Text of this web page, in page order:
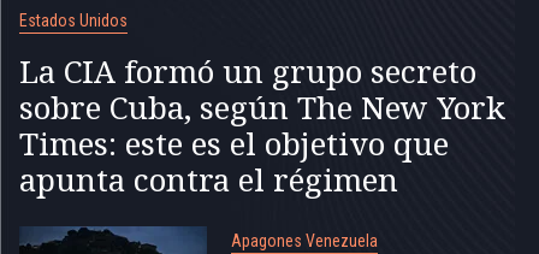
Estados Unidos
La CIA formó un grupo secreto
sobre Cuba, según The New York
Times: este es el objetivo que
apunta contra el régimen
Apagones Venezuela